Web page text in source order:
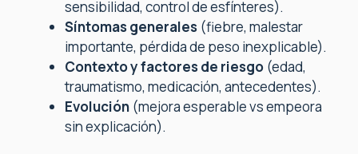
sensibilidad, control de esfínteres).
Síntomas generales (fiebre, malestar
importante, pérdida de peso inexplicable).
Contexto y factores de riesgo (edad,
traumatismo, medicación, antecedentes).
Evolución (mejora esperable vs empeora
sin explicación).